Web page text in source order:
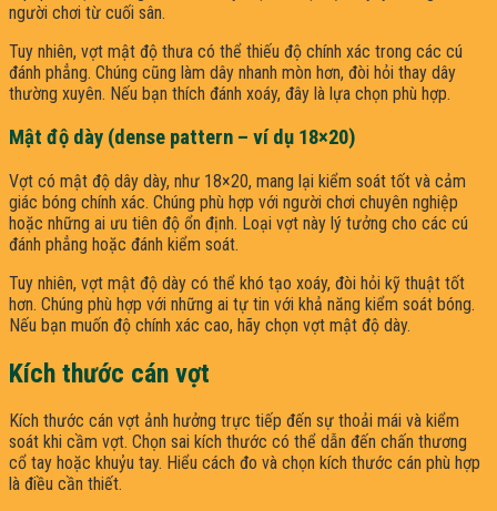
người chơi từ cuối sân.
Tuy nhiên, vợt mật độ thưa có thể thiếu độ chính xác trong các cú
đánh phẳng. Chúng cũng làm dây nhanh mòn hơn, đòi hỏi thay dây
thường xuyên. Nếu bạn thích đánh xoáy, đây là lựa chọn phù hợp.
Mật độ dày (dense pattern – ví dụ 18×20)
Vợt có mật độ dây dày, như 18×20, mang lại kiểm soát tốt và cảm
giác bóng chính xác. Chúng phù hợp với người chơi chuyên nghiệp
hoặc những ai ưu tiên độ ổn định. Loại vợt này lý tưởng cho các cú
đánh phẳng hoặc đánh kiểm soát.
Tuy nhiên, vợt mật độ dày có thể khó tạo xoáy, đòi hỏi kỹ thuật tốt
hơn. Chúng phù hợp với những ai tự tin với khả năng kiểm soát bóng.
Nếu bạn muốn độ chính xác cao, hãy chọn vợt mật độ dày.
Kích thước cán vợt
Kích thước cán vợt ảnh hưởng trực tiếp đến sự thoải mái và kiểm
soát khi cầm vợt. Chọn sai kích thước có thể dẫn đến chấn thương
cổ tay hoặc khuỷu tay. Hiểu cách đo và chọn kích thước cán phù hợp
là điều cần thiết.